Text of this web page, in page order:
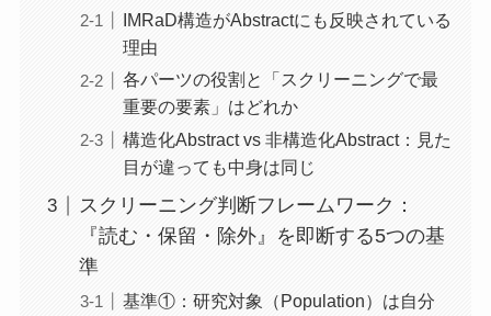
IMRaD構造がAbstractにも反映されている
理由
各パーツの役割と「スクリーニングで最
重要の要素」はどれか
構造化Abstract vs 非構造化Abstract：見た
目が違っても中身は同じ
スクリーニング判断フレームワーク：
『読む・保留・除外』を即断する5つの基
準
基準①：研究対象（Population）は自分